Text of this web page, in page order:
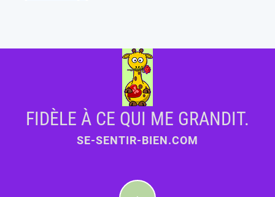
FIDÈLE À CE QUI ME GRANDIT.
SE-SENTIR-BIEN.COM